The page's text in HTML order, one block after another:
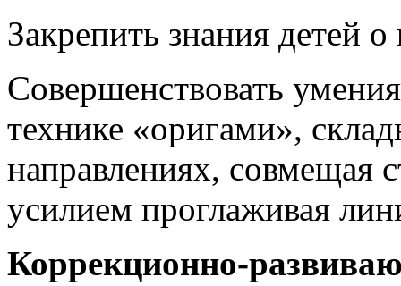
Закрепить знания детей
Совершенствовать
технике «оригами»,
направлениях, совмещая
усилием проглаживая
Коррекционно-